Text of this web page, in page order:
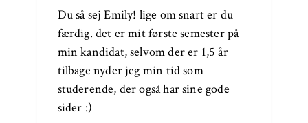
Du så sej Emily! lige om snart er du
færdig. det er mit første semester på
min kandidat, selvom der er 1,5 år
tilbage nyder jeg min tid som
studerende, der også har sine gode
sider :)